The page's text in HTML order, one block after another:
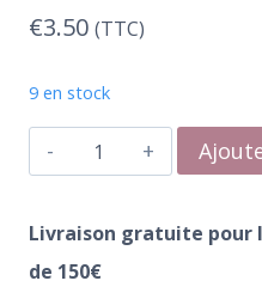
€3.50 (TTC)
9 en stock
quantité
de
Water
Transfer
Livraison gratuite pour
de 150€